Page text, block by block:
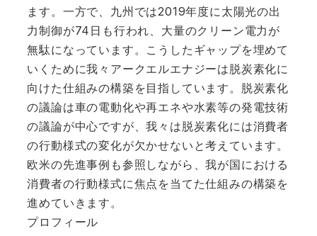
ます。一方で、九州では2019年度に太陽光の出
力制御が74日も行われ、大量のクリーン電力が
無駄になっています。こうしたギャップを埋めて
いくために我々アークエルエナジーは脱炭素化に
向けた仕組みの構築を目指しています。脱炭素化
の議論は車の電動化や再エネや水素等の発電技術
の議論が中心ですが、我々は脱炭素化には消費者
の行動様式の変化が欠かせないと考えています。
欧米の先進事例も参照しながら、我が国における
消費者の行動様式に焦点を当てた仕組みの構築を
進めていきます。
プロフィール